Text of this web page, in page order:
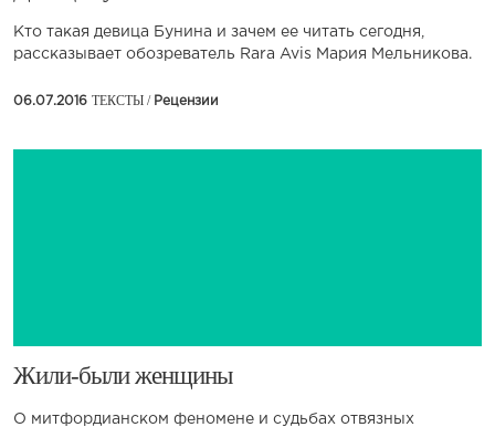
Кто такая девица Бунина и зачем ее читать сегодня,
рассказывает обозреватель Rara Avis Мария Мельникова.
06.07.2016 ТЕКСТЫ / Рецензии
​Жили-были женщины
О митфордианском феномене и судьбах отвязных